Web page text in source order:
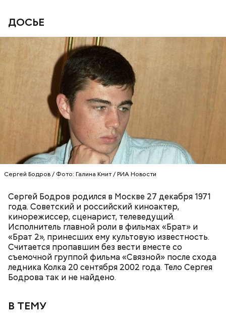
ДОСЬЕ
Сергей Бодров / Фото: Галина Кмит / РИА Новости
Сергей Бодров родился в Москве 27 декабря 1971
года. Советский и российский киноактер,
кинорежиссер, сценарист, телеведущий.
Исполнитель главной роли в фильмах «Брат» и
«Брат 2», принесших ему культовую известность.
Считается пропавшим без вести вместе со
съемочной группой фильма «Связной» после схода
ледника Колка 20 сентября 2002 года. Тело Сергея
Бодрова так и не найдено.
В ТЕМУ
Праздник любви, или Ту бе-Ав, отмечается в
Израиле как местный аналог Дня святого
Валентина. Влюбленные в этот день делают друг
другу сюрпризы, дарят цветы и подарки,
устраивают свидания и признаются в своих
чувствах. Праздник уходит корнями в далекое
прошлое — во времена существования еврейской
традиции, когда девушки надевали белые платья и
водили хороводы в виноградниках, а юноши